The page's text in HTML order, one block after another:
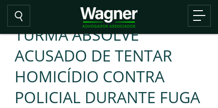
TURMA ABSOLVE
ACUSADO DE TENTAR
HOMICÍDIO CONTRA
POLICIAL DURANTE FUGA